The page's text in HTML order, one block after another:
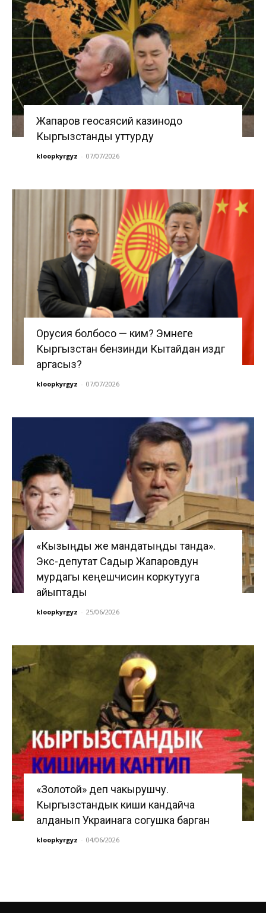
Жапаров геосаясий казинодо
Кыргызстанды уттурду
kloopkyrgyz - 07/07/2026
Орусия болбосо — ким? Эмнеге
Кыргызстан бензинди Кытайдан издөөгө
аргасыз?
kloopkyrgyz - 07/07/2026
«Кызыңды же мандатыңды танда».
Экс-депутат Садыр Жапаровдун
мурдагы кеңешчисин коркутууга
айыптады
kloopkyrgyz - 25/06/2026
«Золотой» деп чакырушчу.
Кыргызстандык киши кандайча
алданып Украинага согушка барган
kloopkyrgyz - 04/06/2026